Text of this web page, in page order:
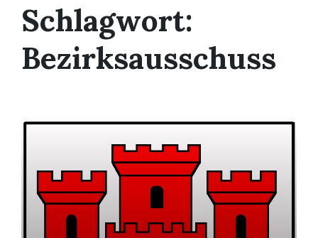
Schlagwort:
Bezirksausschuss
Mehr